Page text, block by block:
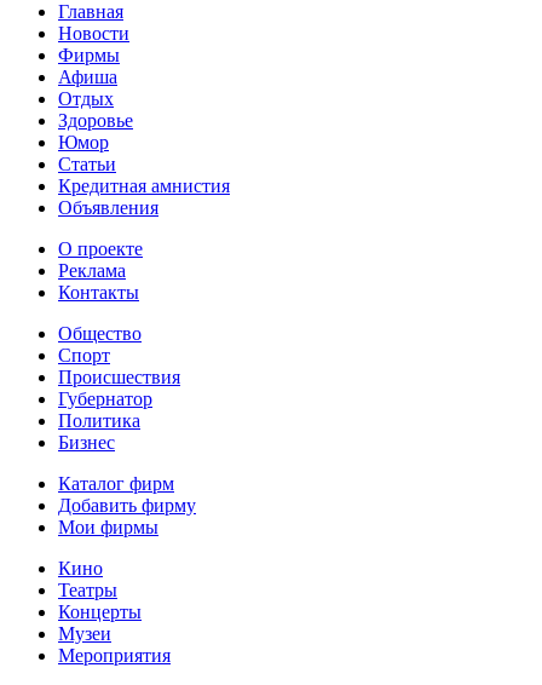
Главная
Новости
Фирмы
Афиша
Отдых
Здоровье
Юмор
Статьи
Кредитная амнистия
Объявления
О проекте
Реклама
Контакты
Общество
Спорт
Происшествия
Губернатор
Политика
Бизнес
Каталог фирм
Добавить фирму
Мои фирмы
Кино
Театры
Концерты
Музеи
Мероприятия